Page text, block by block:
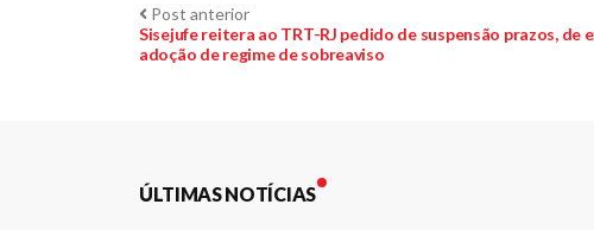
Navegação
de
Post anteriorPost
anterior:
Sisejufe reitera ao TRT-RJ pedido de suspensão prazos, de
adoção de regime de sobreaviso
ÚLTIMAS NOTÍCIAS